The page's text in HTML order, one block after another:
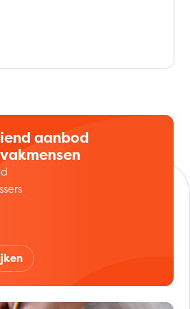
aanbod